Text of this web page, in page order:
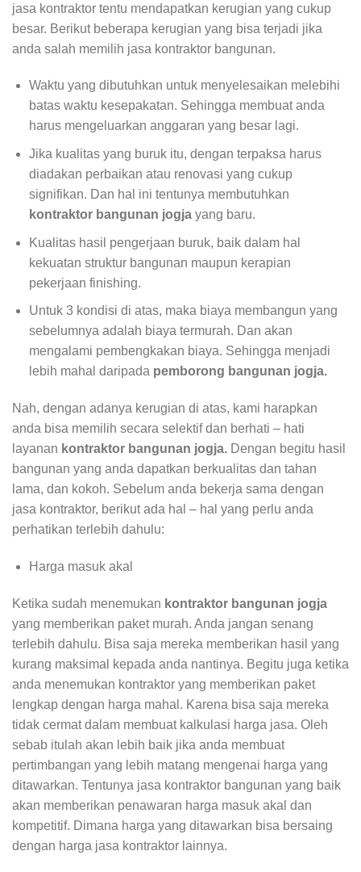
jasa kontraktor tentu mendapatkan kerugian yang cukup
besar. Berikut beberapa kerugian yang bisa terjadi jika
anda salah memilih jasa kontraktor bangunan.
Waktu yang dibutuhkan untuk menyelesaikan melebihi
batas waktu kesepakatan. Sehingga membuat anda
harus mengeluarkan anggaran yang besar lagi.
Jika kualitas yang buruk itu, dengan terpaksa harus
diadakan perbaikan atau renovasi yang cukup
signifikan. Dan hal ini tentunya membutuhkan
kontraktor bangunan jogja yang baru.
Kualitas hasil pengerjaan buruk, baik dalam hal
kekuatan struktur bangunan maupun kerapian
pekerjaan finishing.
Untuk 3 kondisi di atas, maka biaya membangun yang
sebelumnya adalah biaya termurah. Dan akan
mengalami pembengkakan biaya. Sehingga menjadi
lebih mahal daripada pemborong bangunan jogja.
Nah, dengan adanya kerugian di atas, kami harapkan
anda bisa memilih secara selektif dan berhati – hati
layanan kontraktor bangunan jogja. Dengan begitu hasil
bangunan yang anda dapatkan berkualitas dan tahan
lama, dan kokoh. Sebelum anda bekerja sama dengan
jasa kontraktor, berikut ada hal – hal yang perlu anda
perhatikan terlebih dahulu:
Harga masuk akal
Ketika sudah menemukan kontraktor bangunan jogja
yang memberikan paket murah. Anda jangan senang
terlebih dahulu. Bisa saja mereka memberikan hasil yang
kurang maksimal kepada anda nantinya. Begitu juga ketika
anda menemukan kontraktor yang memberikan paket
lengkap dengan harga mahal. Karena bisa saja mereka
tidak cermat dalam membuat kalkulasi harga jasa. Oleh
sebab itulah akan lebih baik jika anda membuat
pertimbangan yang lebih matang mengenai harga yang
ditawarkan. Tentunya jasa kontraktor bangunan yang baik
akan memberikan penawaran harga masuk akal dan
kompetitif. Dimana harga yang ditawarkan bisa bersaing
dengan harga jasa kontraktor lainnya.